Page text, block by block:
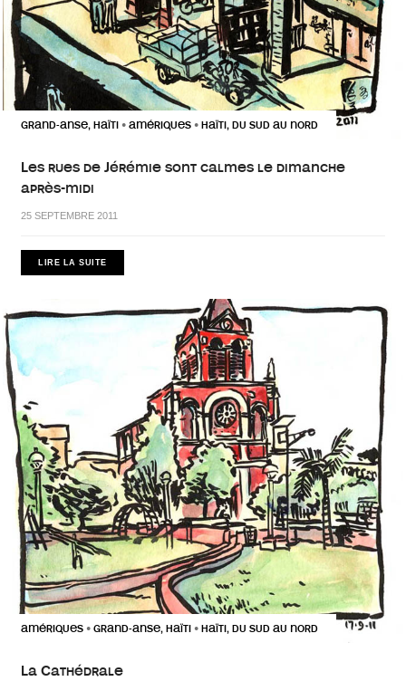
GRAND-ANSE, HAÏTI • AMÉRIQUES • HAÏTI, DU SUD AU NORD
Les rues de Jérémie sont calmes le dimanche
après-midi
25 SEPTEMBRE 2011
LIRE LA SUITE
AMÉRIQUES • GRAND-ANSE, HAÏTI • HAÏTI, DU SUD AU NORD
La Cathédrale